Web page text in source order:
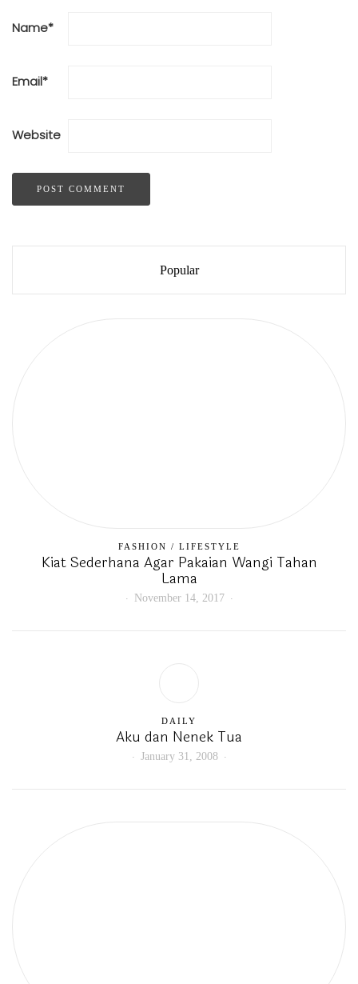
Name*
Email*
Website
Popular
FASHION / LIFESTYLE
Kiat Sederhana Agar Pakaian Wangi Tahan
Lama
November 14, 2017
DAILY
Aku dan Nenek Tua
January 31, 2008